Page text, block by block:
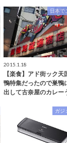
日本で
2015.1.18
【楽食】アド街ック天
鴨特集だったので巣鴨
出して古奈屋のカレー
ガジ